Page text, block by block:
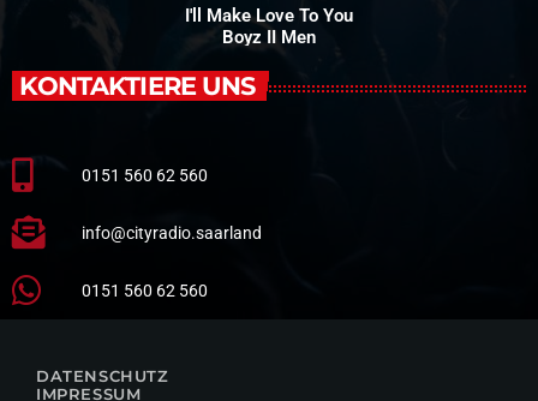
I'll Make Love To You
Boyz II Men
KONTAKTIERE UNS
0151 560 62 560
info@cityradio.saarland
0151 560 62 560
DATENSCHUTZ
IMPRESSUM